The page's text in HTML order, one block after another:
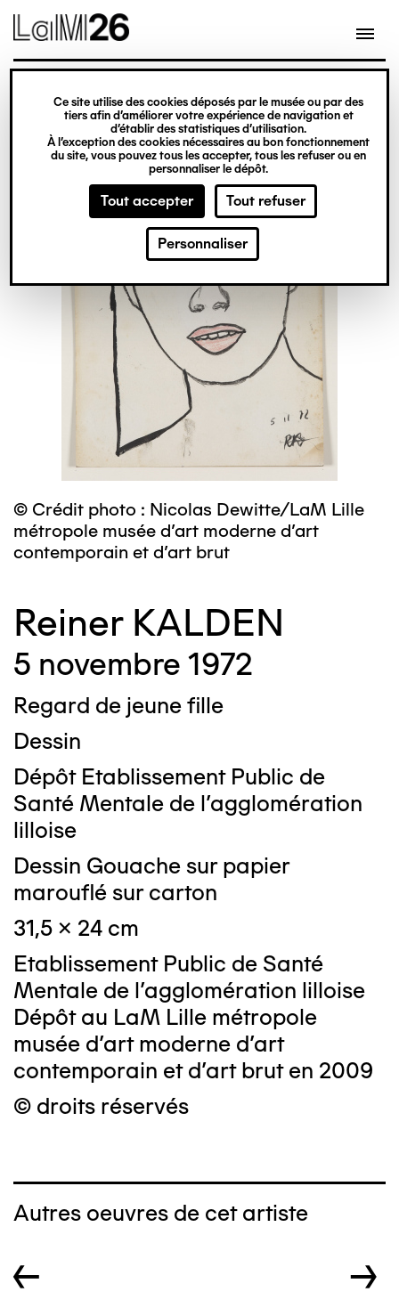
Gestion des cookies
Ce site utilise des cookies déposés par le musée ou par des
tiers afin d’améliorer votre expérience de navigation et
d’établir des statistiques d’utilisation.
À l’exception des cookies nécessaires au bon fonctionnement
du site, vous pouvez tous les accepter, tous les refuser ou en
personnaliser le dépôt.
Tout accepter Tout refuser
Personnaliser
contenu
© Crédit photo : Nicolas Dewitte/LaM Lille
métropole musée d’art moderne d’art
contemporain et d’art brut
Reiner KALDEN
5 novembre 1972
Regard de jeune fille
Dessin
Dépôt Etablissement Public de
Santé Mentale de l'agglomération
lilloise
Dessin Gouache sur papier
marouflé sur carton
31,5 x 24 cm
Etablissement Public de Santé
Mentale de l'agglomération lilloise
Dépôt au LaM Lille métropole
musée d’art moderne d’art
contemporain et d’art brut en 2009
© droits réservés
Autres oeuvres de cet artiste
← →